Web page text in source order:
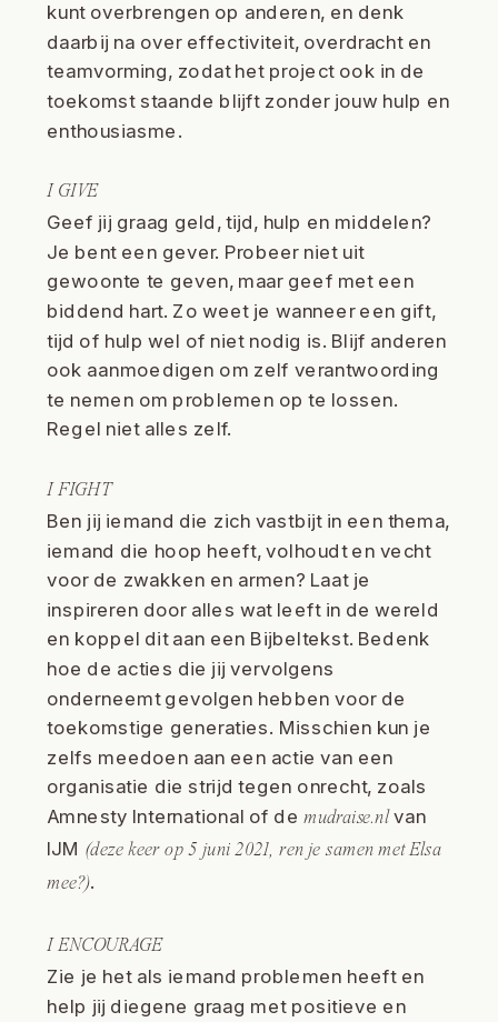
kunt overbrengen op anderen, en denk
daarbij na over effectiviteit, overdracht en
teamvorming, zodat het project ook in de
toekomst staande blijft zonder jouw hulp en
enthousiasme.
I GIVE
Geef jij graag geld, tijd, hulp en middelen?
Je bent een gever. Probeer niet uit
gewoonte te geven, maar geef met een
biddend hart. Zo weet je wanneer een gift,
tijd of hulp wel of niet nodig is. Blijf anderen
ook aanmoedigen om zelf verantwoording
te nemen om problemen op te lossen.
Regel niet alles zelf.
I FIGHT
Ben jij iemand die zich vastbijt in een thema,
iemand die hoop heeft, volhoudt en vecht
voor de zwakken en armen? Laat je
inspireren door alles wat leeft in de wereld
en koppel dit aan een Bijbeltekst. Bedenk
hoe de acties die jij vervolgens
onderneemt gevolgen hebben voor de
toekomstige generaties. Misschien kun je
zelfs meedoen aan een actie van een
organisatie die strijd tegen onrecht, zoals
Amnesty International of de mudraise.nlvan
IJM (deze keer op 5 juni 2021, ren je samen met Elsa
mee?).
I ENCOURAGE
Zie je het als iemand problemen heeft en
help jij diegene graag met positieve en